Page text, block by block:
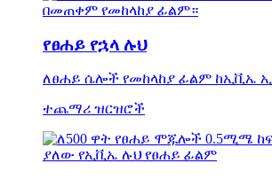
የፀሐይ የኋላ ሉህ
ለፀሐይ ሴሎች የመከላከያ ፊልም ከኢቪኤ
ተጨማሪ ዝርዝሮች